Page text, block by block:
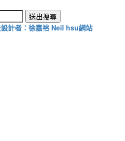
送出搜尋
計者：徐嘉裕 Neil hsu網站